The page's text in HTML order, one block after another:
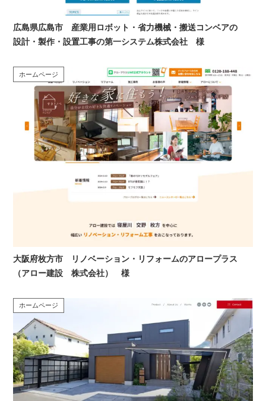
広島県広島市 産業用ロボット・省力機械・搬送コンベアの
設計・製作・設置工事の第一システム株式会社 様
ホームページ
大阪府枚方市 リノベーション・リフォームのアロープラス
（アロー建設 株式会社） 様
ホームページ